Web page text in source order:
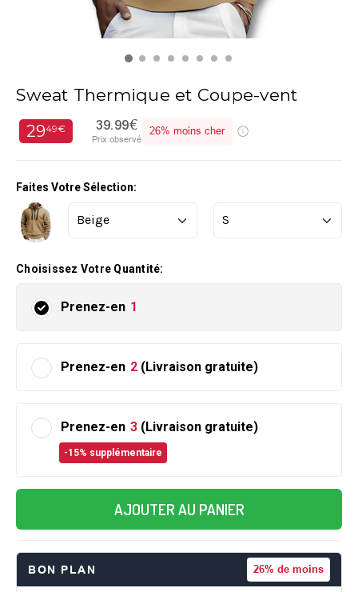
Sweat Thermique et Coupe-vent
2949€ 39.99€
Prix observé
26% moins cher
Faites Votre Sélection:
Choisissez Votre Quantité:
Prenez-en 1
Prenez-en 2 (Livraison gratuite)
Prenez-en 3 (Livraison gratuite)
-15% supplémentaire
AJOUTER AU PANIER
BON PLAN 26% de moins